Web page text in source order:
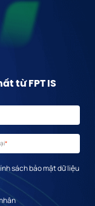
từ FPT IS
*
sách bảo mật dữ liệu